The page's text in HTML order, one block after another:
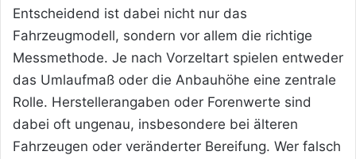
Entscheidend ist dabei nicht nur das
Fahrzeugmodell, sondern vor allem die richtige
Messmethode. Je nach Vorzeltart spielen entweder
das Umlaufmaß oder die Anbauhöhe eine zentrale
Rolle. Herstellerangaben oder Forenwerte sind
dabei oft ungenau, insbesondere bei älteren
Fahrzeugen oder veränderter Bereifung. Wer falsch